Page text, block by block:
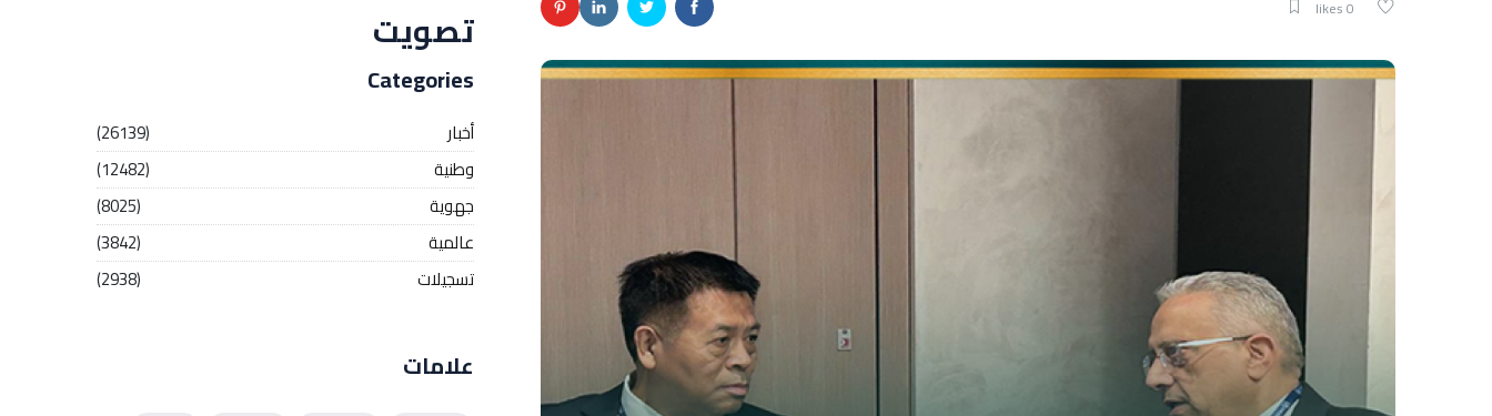
تصويت
Categories
أخبار
(26139)
وطنية
(12482)
جهوية
(8025)
عالمية
(3842)
تسجيلات
(2938)
علامات